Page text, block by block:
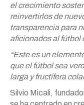
el crecimiento
reinvertirlos de
transparencia para
aficionados al fútbol
“Este es un
que el fútbol sea
larga y fructífera
Silvio Micali,